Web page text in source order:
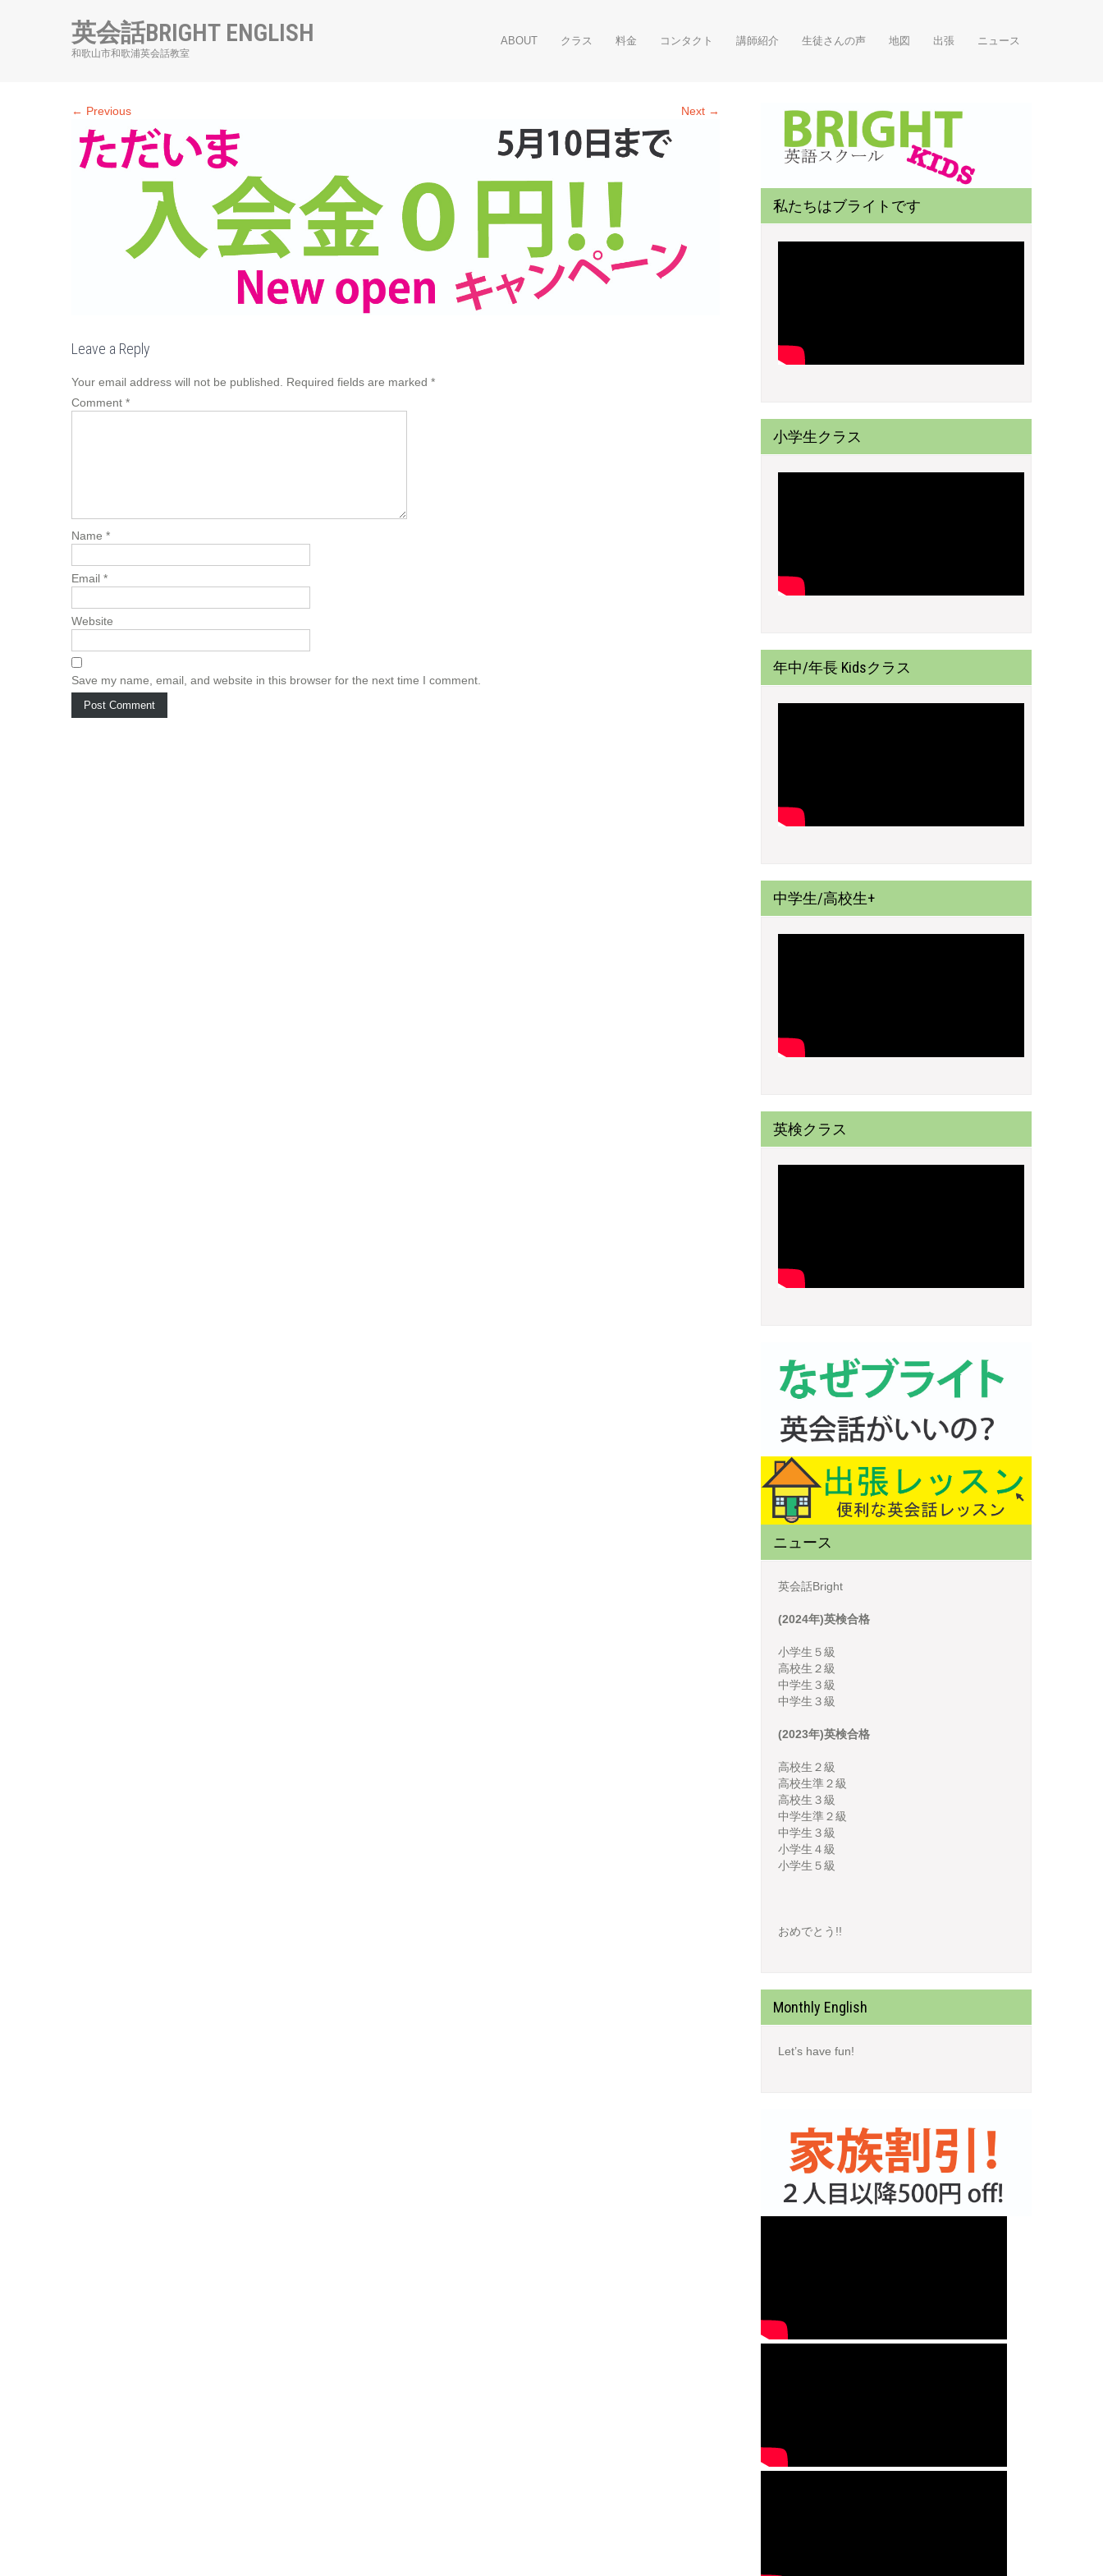
英会話BRIGHT ENGLISH
和歌山市和歌浦英会話教室
ABOUT クラス 料金 コンタクト 講師紹介 生徒さんの声 地図 出張 ニュース
← Previous Next →
Leave a Reply
Your email address will not be published. Required fields are marked *
Comment *
Name *
Email *
Website
Save my name, email, and website in this browser for the next time I comment.
私たちはブライトです
小学生クラス
年中/年長 Kidsクラス
中学生/高校生+
英検クラス
ニュース
英会話Bright
(2024年)英検合格
小学生５級
高校生２級
中学生３級
中学生３級
(2023年)英検合格
高校生２級
高校生準２級
高校生３級
中学生準２級
中学生３級
小学生４級
小学生５級
おめでとう!!
Monthly English
Let’s have fun!